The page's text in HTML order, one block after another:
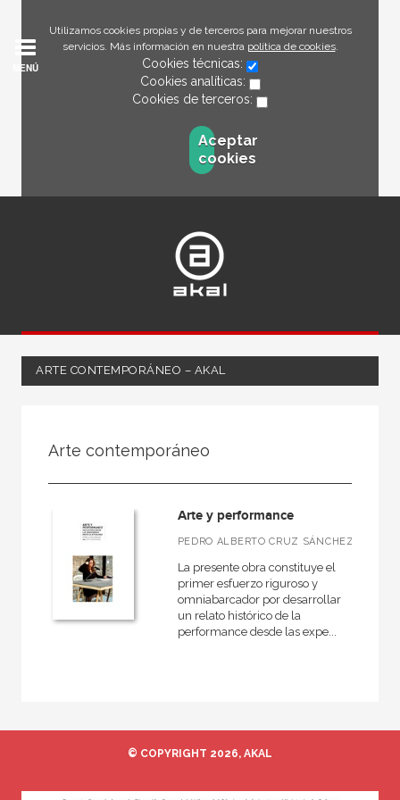
Utilizamos cookies propias y de terceros para mejorar nuestros
servicios. Más información en nuestra política de cookies.
Cookies técnicas:
Cookies analíticas:
Cookies de terceros:
Aceptar
cookies
MENÚ
ARTE CONTEMPORÁNEO – AKAL
Ciencias humanas y sociales
Bellas Artes
MATERIAS
Grabado
Arte contemporáneo
Arte y performance
PEDRO ALBERTO CRUZ SÁNCHEZ
La presente obra constituye el
primer esfuerzo riguroso y
omniabarcador por desarrollar
un relato histórico de la
performance desde las expe...
© COPYRIGHT 2026, AKAL